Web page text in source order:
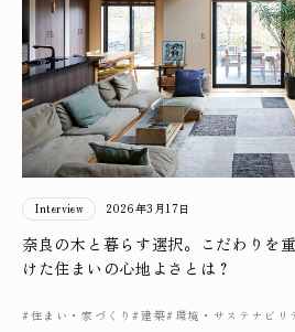
Interview 2026年3月17日
奈良の木と暮らす選択。こだわりを
けた住まいの心地よさとは？
#住まい・家づくり#建築#環境・サステナビリ